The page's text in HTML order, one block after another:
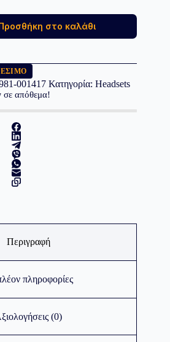
στο καλάθι
001417 Κατηγορία: Headsets
σε απόθεμα!
Περιγραφή
πληροφορίες
(0)